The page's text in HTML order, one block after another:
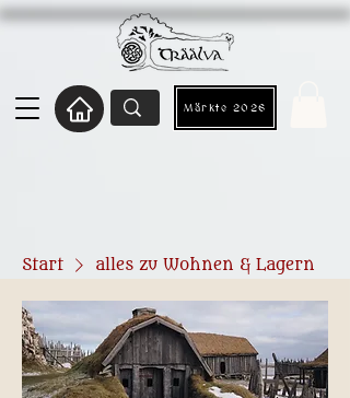
Märkte 2026
Start alles zu Wohnen & Lagern